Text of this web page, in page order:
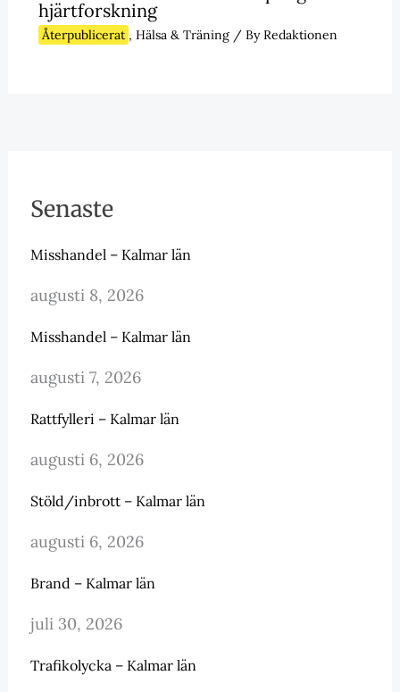
hjärtforskning
Återpublicerat , Hälsa & Träning/ ByRedaktionen
Senaste
Misshandel – Kalmar län
augusti 8, 2026
Misshandel – Kalmar län
augusti 7, 2026
Rattfylleri – Kalmar län
augusti 6, 2026
Stöld/inbrott – Kalmar län
augusti 6, 2026
Brand – Kalmar län
juli 30, 2026
Trafikolycka – Kalmar län